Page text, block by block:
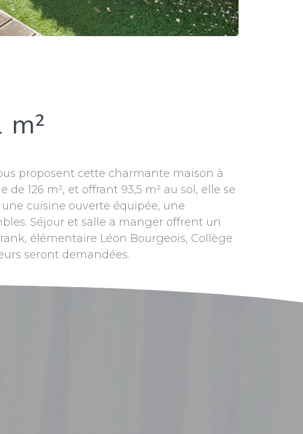
proposent cette charmante maison à
126 m², et offrant 93,5 m² au sol, elle se
cuisine ouverte équipée, une
Séjour et salle a manger offrent un
élémentaire Léon Bourgeois, Collège
seront demandées.